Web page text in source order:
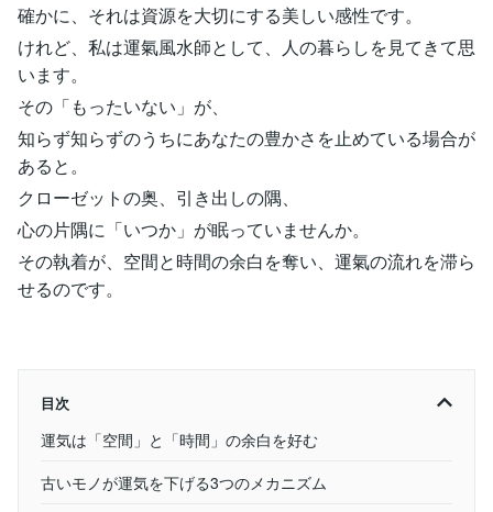
確かに、それは資源を大切にする美しい感性です。
けれど、私は運氣風水師として、人の暮らしを見てきて思
います。
その「もったいない」が、
知らず知らずのうちにあなたの豊かさを止めている場合が
あると。
クローゼットの奥、引き出しの隅、
心の片隅に「いつか」が眠っていませんか。
その執着が、空間と時間の余白を奪い、運氣の流れを滞ら
せるのです。
目次
運気は「空間」と「時間」の余白を好む
古いモノが運気を下げる3つのメカニズム